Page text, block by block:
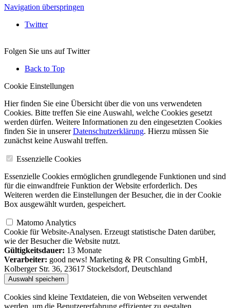
Navigation überspringen
Twitter
Folgen Sie uns auf Twitter
Back to Top
Cookie Einstellungen
Hier finden Sie eine Übersicht über die von uns verwendeten
Cookies. Bitte treffen Sie eine Auswahl, welche Cookies gesetzt
werden dürfen. Weitere Informationen zu den eingesetzten Cookies
finden Sie in unsererDatenschutzerklärung. Hierzu müssen Sie
zunächst keine Auswahl treffen.
Essenzielle Cookies
Essenzielle Cookies ermöglichen grundlegende Funktionen und sind
für die einwandfreie Funktion der Website erforderlich. Des
Weiteren werden die Einstellungen der Besucher, die in der Cookie
Box ausgewählt wurden, gespeichert.
Matomo Analytics
Cookie für Website-Analysen. Erzeugt statistische Daten darüber,
wie der Besucher die Website nutzt.
Gültigkeitsdauer: 13 Monate
Verarbeiter: good news! Marketing & PR Consulting GmbH,
Kolberger Str. 36, 23617 Stockelsdorf, Deutschland
Cookies sind kleine Textdateien, die von Webseiten verwendet